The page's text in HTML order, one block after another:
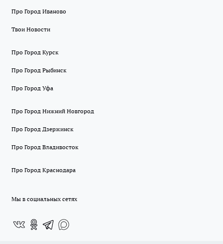
Про Город Иваново
Твои Новости
Про Город Курск
Про Город Рыбинск
Про Город Уфа
Про Город Нижний Новгород
Про Город Дзержинск
Про Город Владивосток
Про Город Краснодара
Мы в социальных сетях